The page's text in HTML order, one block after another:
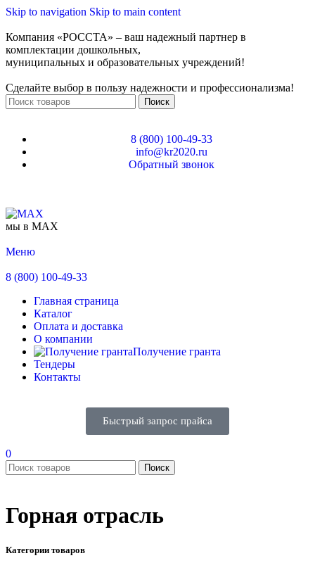
Skip to navigation Skip to main content
Компания «РОССТА» – ваш надежный партнер в
комплектации дошкольных,
муниципальных и образовательных учреждений!
Сделайте выбор в пользу надежности и профессионализма!
Поиск
8 (800) 100-49-33
info@kr2020.ru
Обратный звонок
мы в MAX
Меню
8 (800) 100-49-33
Главная страница
Каталог
Оплата и доставка
О компании
Получение гранта
Тендеры
Контакты
Быстрый запрос прайса
0
Поиск
Горная отрасль
Категории товаров